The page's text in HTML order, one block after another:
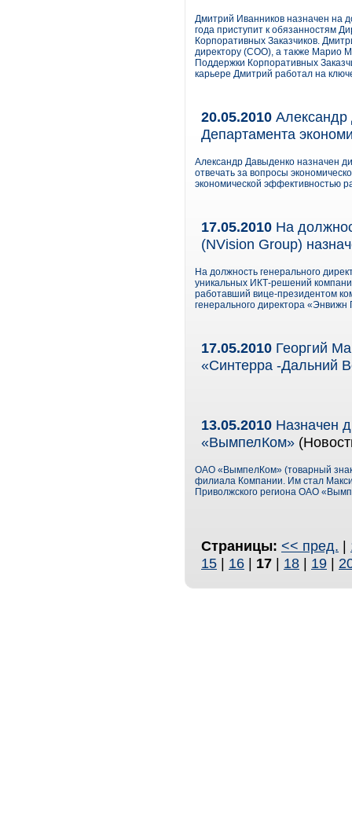
Дмитрий Иванников назначен на
года приступит к обязанностям
Корпоративных Заказчиков.
директору (COO), а также Марио
Поддержки Корпоративных
карьере Дмитрий работал на
20.05.2010 Александр
Департамента
Александр Давыденко назначен
отвечать за вопросы
экономической эффективностью
17.05.2010 На
(NVision Group)
На должность генерального
уникальных ИКТ-решений
работавший вице-президентом
генерального директора
17.05.2010 Георгий
«Синтерра -Дальний
13.05.2010 Назначен
«ВымпелКом»
ОАО «ВымпелКом» (товарный
филиала Компании. Им стал
Приволжского региона ОАО
Страницы: << пред. |
15 | 16 | 17 | 18 | 19 |